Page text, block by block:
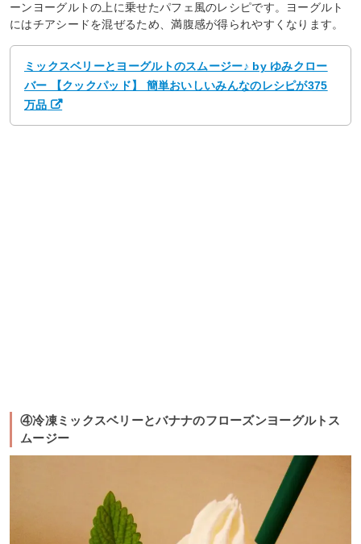
ーンヨーグルトの上に乗せたパフェ風のレシピです。ヨーグルト
にはチアシードを混ぜるため、満腹感が得られやすくなります。
ミックスベリーとヨーグルトのスムージー♪ by ゆみクロー
バー 【クックパッド】 簡単おいしいみんなのレシピが375
万品
④冷凍ミックスベリーとバナナのフローズンヨーグルトス
ムージー